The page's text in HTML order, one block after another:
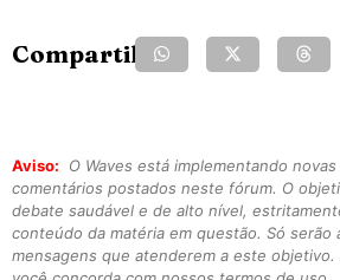
Compartilhe:
Aviso:
O Waves está implementando
comentários postados neste fórum. O
debate saudável e de alto nível,
conteúdo da matéria em questão. Só serão
mensagens que atenderem a este objetivo.